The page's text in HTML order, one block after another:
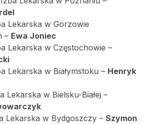
Lekarska w Gorzowie
– Ewa Joniec
Lekarska w Częstochowie –
Lekarska w Białymstoku – Henryk
Lekarska w Bielsku-Białej –
Lekarska w Bydgoszczy – Szymon